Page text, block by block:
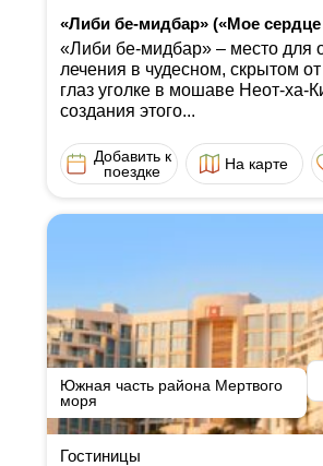
«Либи бе-мидбар» («Мое
«Либи бе-мидбар» ‒ место для
лечения в чудесном, скрытом
глаз уголке в мошаве Неот-ха-
создания этого...
Добавить к
поездке
На карте
Южная часть района Мертвого
моря
Гостиницы